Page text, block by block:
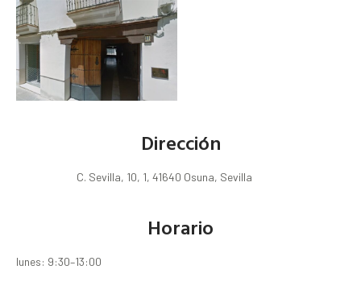
Dirección
C. Sevilla, 10, 1, 41640 Osuna, Sevilla
Horario
lunes: 9:30–13:00